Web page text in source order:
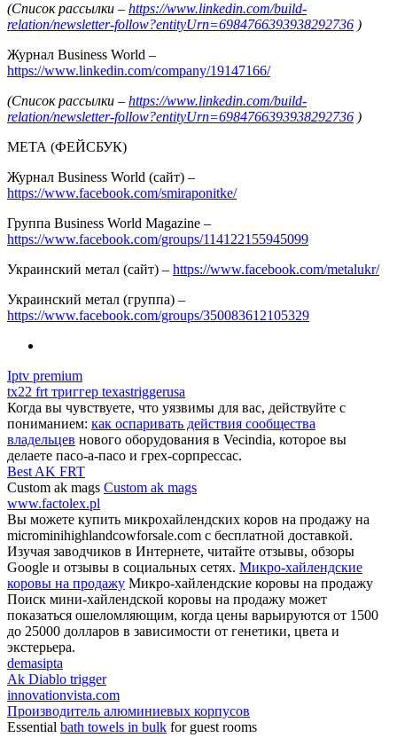
(Список рассылки – https://www.linkedin.com/build-
relation/newsletter-follow?entityUrn=6984766393938292736 )
Журнал Business World –
https://www.linkedin.com/company/19147166/
(Список рассылки – https://www.linkedin.com/build-
relation/newsletter-follow?entityUrn=6984766393938292736 )
МЕТА (ФЕЙСБУК)
Журнал Business World (сайт) –
https://www.facebook.com/smiraponitke/
Группа Business World Magazine –
https://www.facebook.com/groups/114122155945099
Украинский метал (сайт) – https://www.facebook.com/metalukr/
Украинский метал (группа) –
https://www.facebook.com/groups/350083612105329
Iptv premium
tx22 frt триггер texastriggerusa
Когда вы чувствуете, что уязвимы для вас, действуйте с
пониманием: как оспаривать действия сообщества
владельцев нового оборудования в Vecindia, которое вы
делаете пасо-а-пасо и грех-сорпрессас.
Best AK FRT
Custom ak mags Custom ak mags
www.factolex.pl
Вы можете купить микрохайлендских коров на продажу на
microminihighlandcowforsale.com с бесплатной доставкой.
Изучая заводчиков в Интернете, читайте отзывы, обзоры
Google и отзывы в социальных сетях. Микро-хайлендские
коровы на продажу Микро-хайлендские коровы на продажу
Поиск мини-хайлендской коровы на продажу может
показаться ошеломляющим, когда цены варьируются от 1500
до 25000 долларов в зависимости от генетики, цвета и
экстерьера.
demasipta
Ak Diablo trigger
innovationvista.com
Производитель алюминиевых корпусов
Essential bath towels in bulk for guest rooms